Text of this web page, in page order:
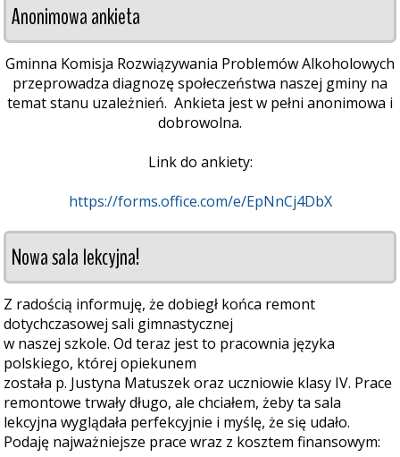
Anonimowa ankieta
Gminna Komisja Rozwiązywania Problemów Alkoholowych
przeprowadza diagnozę społeczeństwa naszej gminy na
temat stanu uzależnień. Ankieta jest w pełni anonimowa i
dobrowolna.
Link do ankiety:
https://forms.office.com/e/EpNnCj4DbX
Nowa sala lekcyjna!
Z radością informuję, że dobiegł końca remont
dotychczasowej sali gimnastycznej
w naszej szkole. Od teraz jest to pracownia języka
polskiego, której opiekunem
została p. Justyna Matuszek oraz uczniowie klasy IV. Prace
remontowe trwały długo, ale chciałem, żeby ta sala
lekcyjna wyglądała perfekcyjnie i myślę, że się udało.
Podaję najważniejsze prace wraz z kosztem finansowym: